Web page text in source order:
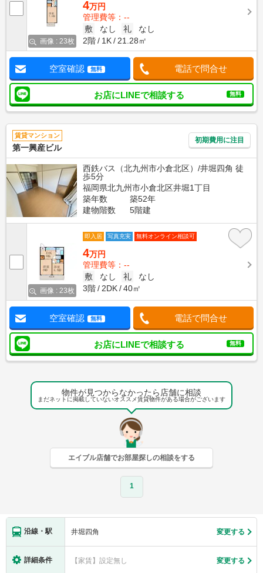
画像 : 23枚
4万円
管理費等：--
敷
なし 礼
なし
2階
1K 21.28㎡
空室確認 無料 電話で問合せ
お店にLINEで相談する 無料
賃貸マンション
第一興産ビル
初期費用に注目
西鉄バス（北九州市小倉北区）/井堀四角 徒
歩5分
福岡県北九州市小倉北区井堀1丁目
築年数
築52年
建物階数
5階建
画像 : 23枚
即入居 写真充実 無料オンライン相談可
4万円
管理費等：--
敷
なし 礼
なし
3階
2DK 40㎡
空室確認 無料 電話で問合せ
お店にLINEで相談する 無料
物件が見つからなかったら店舗に相談
まだネットに掲載していないオススメ賃貸物件がある場合がございます
エイブル店舗でお部屋探しの相談をする
1
沿線・駅 井堀四角 変更する
詳細条件 【家賃】設定無し 変更する